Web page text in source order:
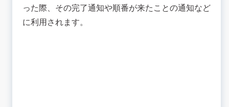
Step 3：サービスメッセージの実行と後続メッセ
ージの送信
った際、その完了通知や順番が来たことの通知など
に利用されます。